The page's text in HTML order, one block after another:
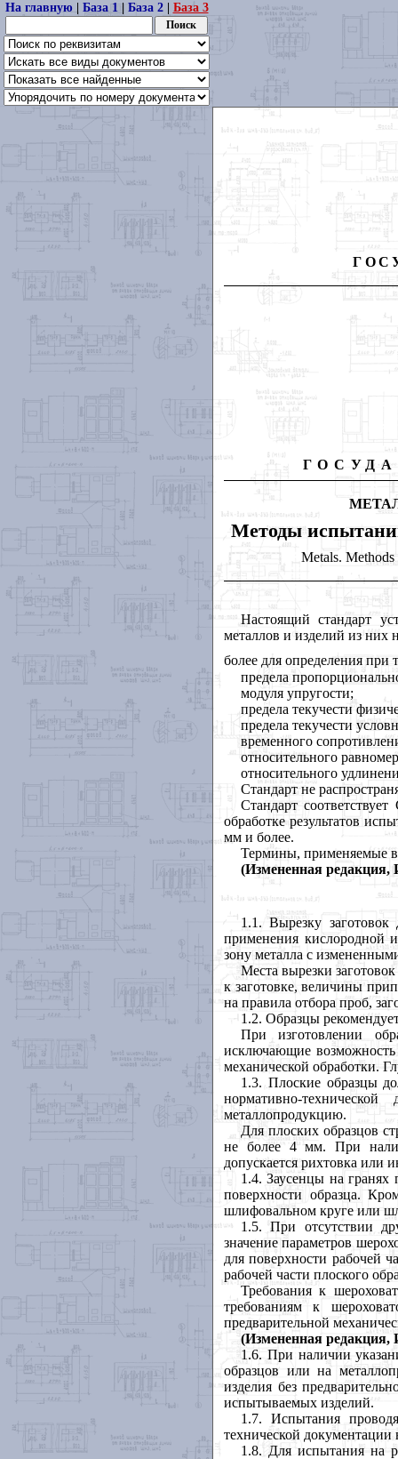
На главную| База 1| База 2| База 3
Методы
Metals. Methods
Настоящий стандарт
металлов и изделий из
более для определения при
предела
модуля упругости;
предела текучести
предела текучести
временного
относительного
относительного
Стандарт не
Стандарт
обработке результатов
мм и более.
Термины, применяемые
(Измененная
1.1 . Вырезку
применения кислородной
зону металла с
Места вырезки
к заготовке, величины
на правила отбора проб,
1.2. Образцы
При изготовлении
исключающие возможность
механической обработки.
1.3. Плоские образцы
нормативно-
металлопродукцию.
Для плоских образцов
не более 4 мм. При
допускается рихтовка или
1.4. Заусенцы на гранях
поверхности образца.
шлифовальном круге или
1.5. При отсутствии
значение параметров
для поверхности рабочей
рабочей части плоского
Требования к
требованиям к
предварительной
(Измененная
1.6. При наличии
образцов или на
изделия без
испытываемых изделий.
1.7. Испытания
технической
1.8. Для испытания на